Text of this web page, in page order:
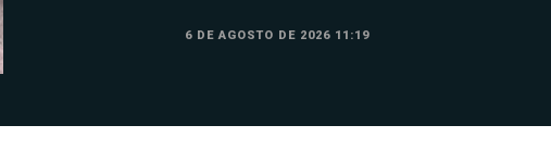
6 DE AGOSTO DE 2026 11:19